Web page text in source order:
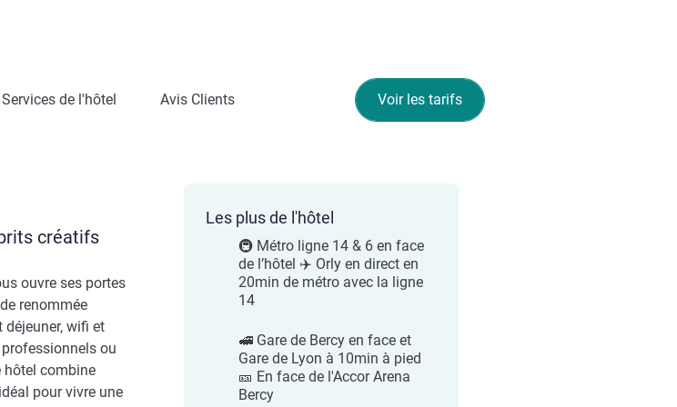
Voir les tarifs
Services de l'hôtel Avis Clients
créatifs
ouvre ses portes
renommée
wifi et
ou
hôtel combine
pour vivre une
Les plus de l'hôtel
🚇 Métro ligne 14 & 6 en face
de l’hôtel ✈️ Orly en direct en
20min de métro avec la ligne
14
🚅 Gare de Bercy en face et
Gare de Lyon à 10min à pied
🎫 En face de l'Accor Arena
Bercy